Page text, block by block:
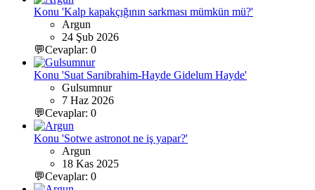
Konu 'Kalp kapakçığının sarkması mümkün mü?'
Argun
24 Şub 2026
💬Cevaplar: 0
Konu 'Suat Sarıibrahim-Hayde Gidelum Hayde'
Gulsumnur
7 Haz 2026
💬Cevaplar: 0
Konu 'Sotwe astronot ne iş yapar?'
Argun
18 Kas 2025
💬Cevaplar: 0